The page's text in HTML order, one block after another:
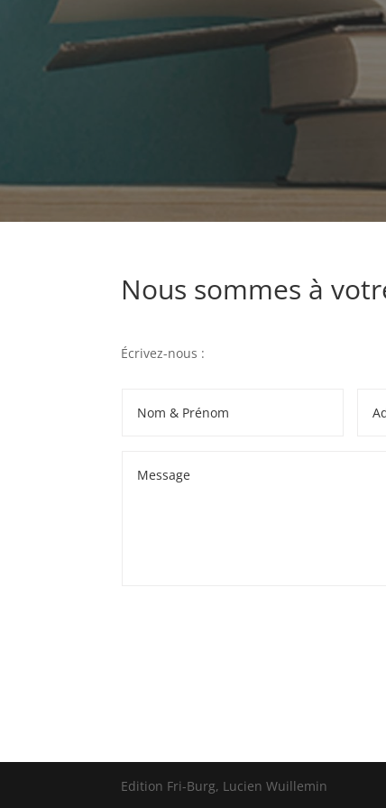
Nous sommes à
Écrivez-nous :
Edition Fri-Burg, Lucien Wuillemin